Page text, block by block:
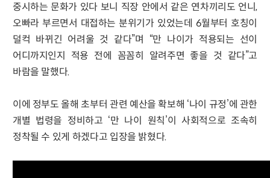
중시하는 문화가 있다 보니 직장 안에서 같은 연차끼리도 언니,
오빠라 부르면서 대접하는 분위기가 있었는데 6월부터 호칭이
덜컥 바뀌긴 어려울 것 같다”며 “만 나이가 적용되는 선이
어디까지인지 적용 전에 꼼꼼히 알려주면 좋을 것 같다”고
바람을 말했다.
이에 정부도 올해 초부터 관련 예산을 확보해 ‘나이 규정’에 관한
개별 법령을 정비하고 ‘만 나이 원칙’이 사회적으로 조속히
정착될 수 있게 하겠다고 입장을 밝혔다.